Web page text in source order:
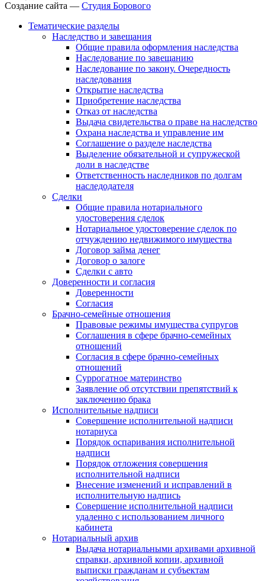
Создание сайта — Студия Борового
Тематические разделы
Наследство и завещания
Общие правила оформления наследства
Наследование по завещанию
Наследование по закону. Очередность
наследования
Открытие наследства
Приобретение наследства
Отказ от наследства
Выдача свидетельства о праве на наследство
Охрана наследства и управление им
Соглашение о разделе наследства
Выделение обязательной и супружеской
доли в наследстве
Ответственность наследников по долгам
наследодателя
Сделки
Общие правила нотариального
удостоверения сделок
Нотариальное удостоверение сделок по
отчуждению недвижимого имущества
Договор займа денег
Договор о залоге
Сделки с авто
Доверенности и согласия
Доверенности
Согласия
Брачно-семейные отношения
Правовые режимы имущества супругов
Соглашения в сфере брачно-семейных
отношений
Согласия в сфере брачно-семейных
отношений
Суррогатное материнство
Заявление об отсутствии препятствий к
заключению брака
Исполнительные надписи
Совершение исполнительной надписи
нотариуса
Порядок оспаривания исполнительной
надписи
Порядок отложения совершения
исполнительной надписи
Внесение изменений и исправлений в
исполнительную надпись
Совершение исполнительной надписи
удаленно с использованием личного
кабинета
Нотариальный архив
Выдача нотариальными архивами архивной
справки, архивной копии, архивной
выписки гражданам и субъектам